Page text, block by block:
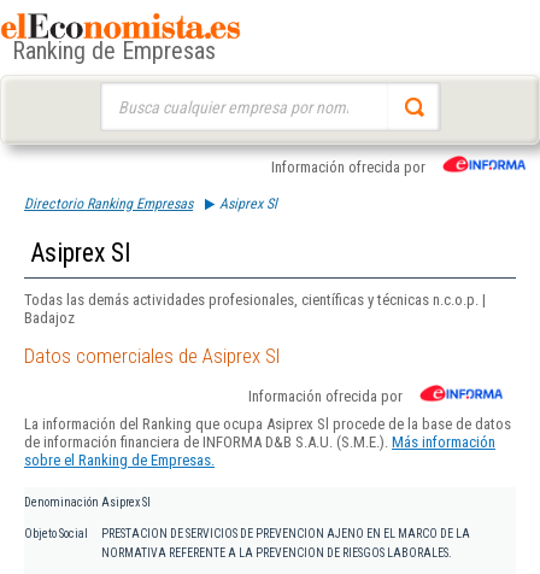
Ranking de Empresas
Información ofrecida por
Directorio Ranking Empresas Asiprex Sl
Asiprex Sl
Todas las demás actividades profesionales, científicas y técnicas n.c.o.p. |
Badajoz
Datos comerciales de Asiprex Sl
Información ofrecida por
La información del Ranking que ocupa Asiprex Sl procede de la base de datos
de información financiera de INFORMA D&B S.A.U. (S.M.E.). Más información
sobre el Ranking de Empresas.
Denominación Asiprex Sl
Objeto Social
PRESTACION DE SERVICIOS DE PREVENCION AJENO EN EL MARCO DE LA
NORMATIVA REFERENTE A LA PREVENCION DE RIESGOS LABORALES.